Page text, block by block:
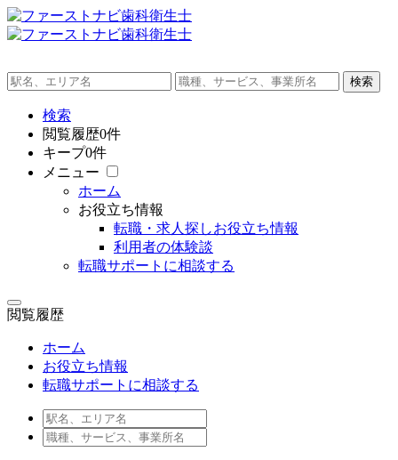
検索
閲覧履歴0件
キープ0件
メニュー
ホーム
お役立ち情報
転職・求人探しお役立ち情報
利用者の体験談
転職サポートに相談する
閲覧履歴
ホーム
お役立ち情報
転職サポートに相談する